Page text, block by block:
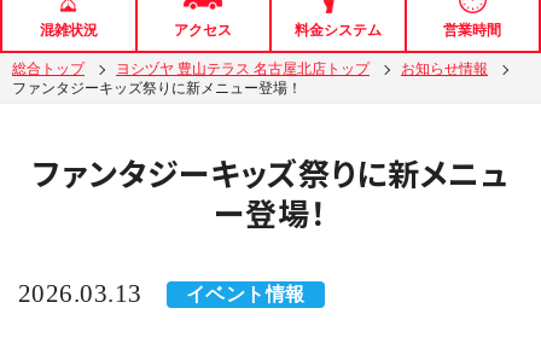
混雑状況 アクセス 料金システム 営業時間
総合トップ ヨシヅヤ 豊山テラス 名古屋北店トップ
お知らせ情報
ファンタジーキッズ祭りに新メニュー登場！
ファンタジーキッズ祭りに新メニュ
ー登場！
2026.03.13 イベント情報